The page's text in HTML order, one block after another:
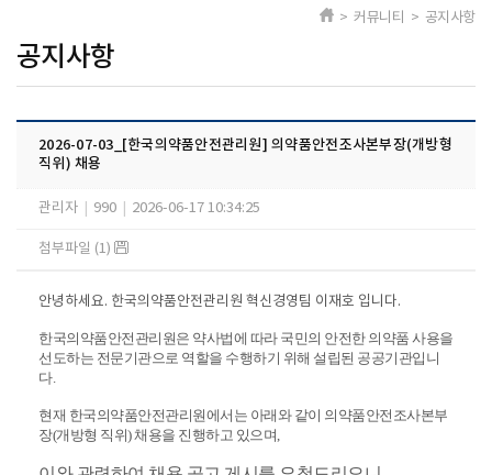
공지사항
> 커뮤니티 > 공지사항
2026-07-03_[한국의약품안전관리원] 의약품안전조사본부장(개방형
직위) 채용
관리자 990 2026-06-17 10:34:25
첨부파일 (1)
안녕하세요. 한국의약품안전관리원 혁신경영팀 이재호 입니다.
한국의약품안전관리원은 약사법에 따라 국민의 안전한 의약품 사용을
선도하는 전문기관으로 역할을 수행하기 위해 설립된 공공기관입니
다.
현재 한국의약품안전관리원에서는 아래와 같이 의약품안전조사본부
장(개방형 직위) 채용을 진행하고 있으며,